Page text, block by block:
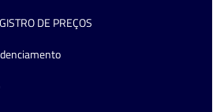
DE PREÇOS